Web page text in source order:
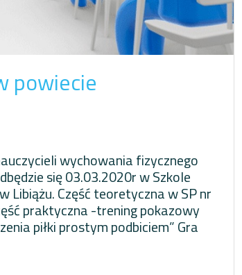
powiecie
wychowania fizycznego
się 03.03.2020r w Szkole
Libiążu. Część teoretyczna w SP nr
praktyczna -trening pokazowy
piłki prostym podbiciem” Gra